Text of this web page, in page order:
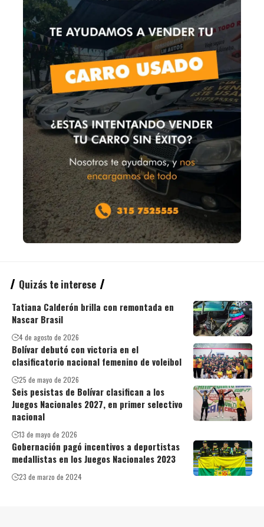
Quizás te interese
Tatiana Calderón brilla con remontada en
Nascar Brasil
4 de agosto de 2026
Bolívar debutó con victoria en el
clasificatorio nacional femenino de voleibol
25 de mayo de 2026
Seis pesistas de Bolívar clasifican a los
Juegos Nacionales 2027, en primer selectivo
nacional
13 de mayo de 2026
Gobernación pagó incentivos a deportistas
medallistas en los Juegos Nacionales 2023
23 de marzo de 2024